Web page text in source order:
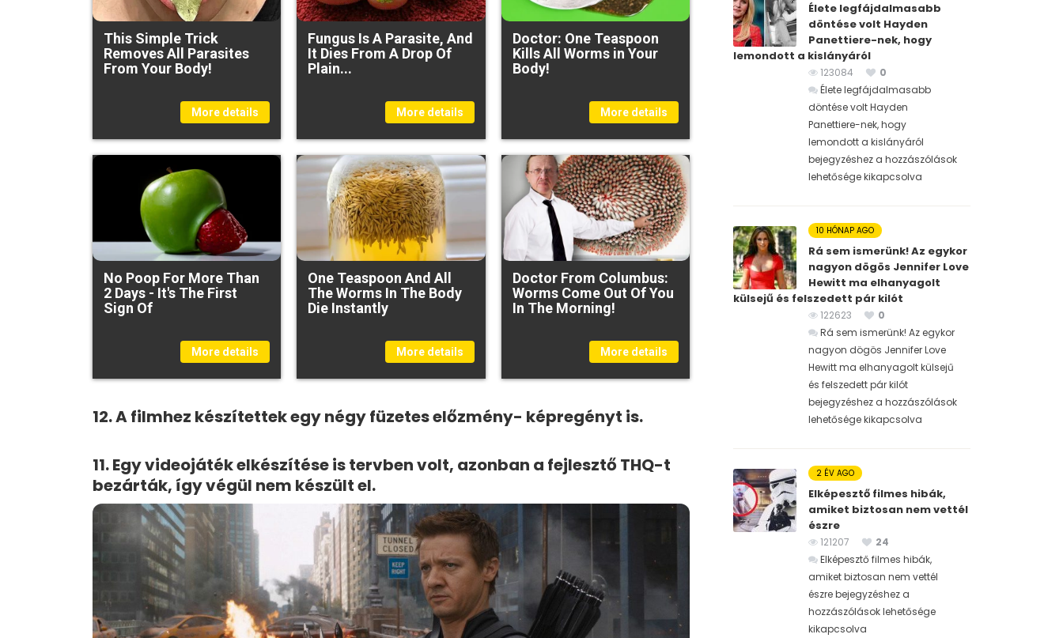
This Simple Trick
Removes All Parasites
From Your Body!
More details
Fungus Is A Parasite, And
It Dies From A Drop Of
Plain...
More details
Doctor: One Teaspoon
Kills All Worms in Your
Body!
More details
No Poop For More Than
2 Days - It's The First
Sign Of
More details
One Teaspoon And All
The Worms In The Body
Die Instantly
More details
Doctor From Columbus:
Worms Come Out Of You
In The Morning!
More details
12. A filmhez készítettek egy négy füzetes előzmény- képregényt is.
11. Egy videojáték elkészítése is tervben volt, azonban a fejlesztő THQ-t
bezárták, így végül nem készült el.
Élete legfájdalmasabb
döntése volt Hayden
Panettiere-nek, hogy
lemondott a kislányáról
123084
0
Élete legfájdalmasabb
döntése volt Hayden
Panettiere-nek, hogy
lemondott a kislányáról
bejegyzéshez a hozzászólások
lehetősége kikapcsolva
10 HÓNAP AGO
Rá sem ismerünk! Az egykor
nagyon dögös Jennifer Love
Hewitt ma elhanyagolt
külsejű és felszedett pár kilót
122623
0
Rá sem ismerünk! Az egykor
nagyon dögös Jennifer Love
Hewitt ma elhanyagolt külsejű
és felszedett pár kilót
bejegyzéshez a hozzászólások
lehetősége kikapcsolva
2 ÉV AGO
Elképesztő filmes hibák,
amiket biztosan nem vettél
észre
121207
24
Elképesztő filmes hibák,
amiket biztosan nem vettél
észre bejegyzéshez a
hozzászólások lehetősége
kikapcsolva